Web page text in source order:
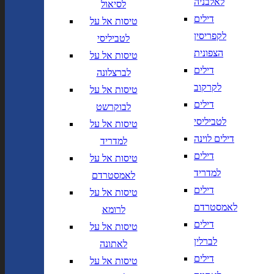
לסיאול
טיסות אל על
לטביליסי
טיסות אל על
לברצלונה
טיסות אל על
לבוקרשט
טיסות אל על
למדריד
טיסות אל על
לאמסטרדם
טיסות אל על
לרומא
טיסות אל על
לאתונה
טיסות אל על
דילים
לקפריסין
הצפונית
דילים
לקרקוב
דילים
לטביליסי
דילים לוינה
דילים
למדריד
דילים
לאמסטרדם
דילים
לברלין
דילים
שנה בשתי ספרות
לוודא בחירת יעד לפני בחירת
תאריך,
DD/MM/YY
ספרות קו נטוי חודש בשתי ספרות
קו נטוי שנה בשתי ספרות
נחיתה ב
נחיתה ב
חפש